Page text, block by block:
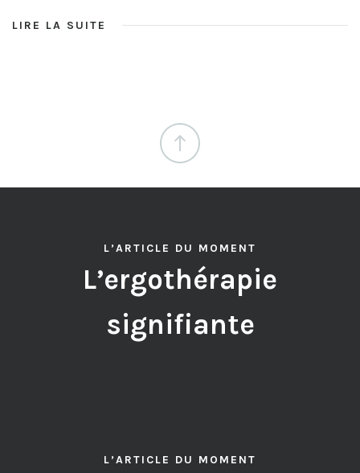
LIRE LA SUITE
L’ARTICLE DU MOMENT
L’ergothérapie
signifiante
L’ARTICLE DU MOMENT